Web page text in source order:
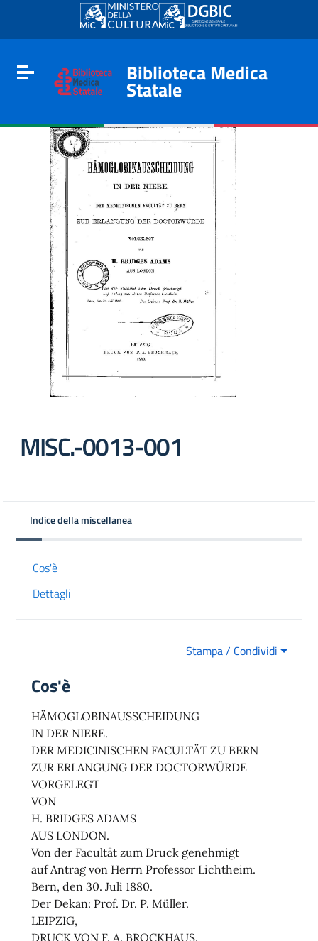
Go to content
Go to the navigation menu
Go to the footer
Toggle navigation
Biblioteca Medica
Statale
MISC.-0013-001
Indice della miscellanea
Cos'è
Dettagli
Stampa / Condividi
Cos'è
HÄMOGLOBINAUSSCHEIDUNG
IN DER NIERE.
DER MEDICINISCHEN FACULTÄT ZU BERN
ZUR ERLANGUNG DER DOCTORWÜRDE
VORGELEGT
VON
H. BRIDGES ADAMS
AUS LONDON.
Von der Facultät zum Druck genehmigt
auf Antrag von Herrn Professor Lichtheim.
Bern, den 30. Juli 1880.
Der Dekan: Prof. Dr. P. Müller.
LEIPZIG,
DRUCK VON F. A. BROCKHAUS.